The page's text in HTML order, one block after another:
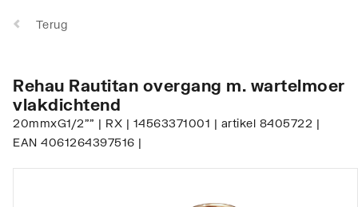
Terug
Rehau Rautitan overgang m. wartelmoer
vlakdichtend
20mmxG1/2"" | RX | 14563371001 | artikel 8405722 |
EAN 4061264397516 |